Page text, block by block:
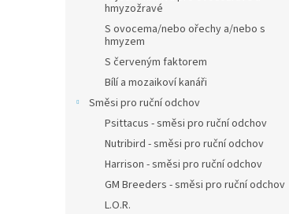
hmyzožravé
S ovocema/nebo ořechy a/nebo s
hmyzem
S červeným faktorem
Bílí a mozaikoví kanáři
Směsi pro ruční odchov
Psittacus - směsi pro ruční odchov
Nutribird - směsi pro ruční odchov
Harrison - směsi pro ruční odchov
GM Breeders - směsi pro ruční odchov
L.O.R.